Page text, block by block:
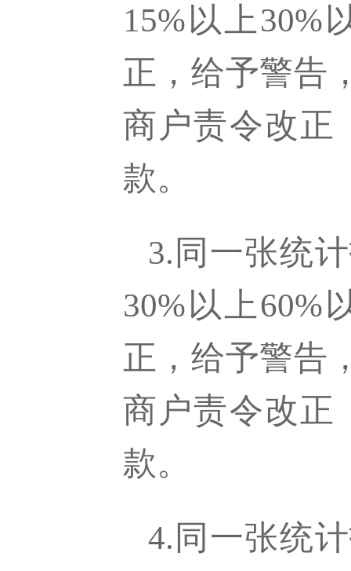
15%以上30%
正，给予警告
商户责令改正
款。
3.同一张统
30%以上60%
正，给予警告
商户责令改正
款。
4.同一张统